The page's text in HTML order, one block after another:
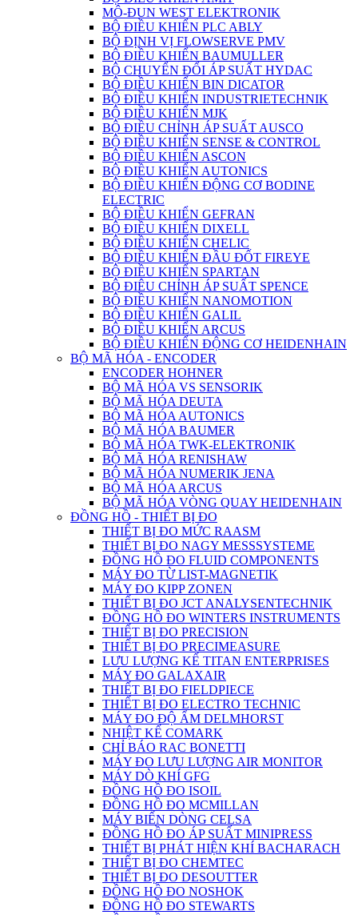
MÔ-ĐUN WEST ELEKTRONIK
BỘ ĐIỀU KHIỂN PLC ABLY
BỘ ĐỊNH VỊ FLOWSERVE PMV
BỘ ĐIỀU KHIỂN BAUMULLER
BỘ CHUYỂN ĐỔI ÁP SUẤT HYDAC
BỘ ĐIỀU KHIỂN BIN DICATOR
BỘ ĐIỀU KHIỂN INDUSTRIETECHNIK
BỘ ĐIỀU KHIỂN MJK
BỘ ĐIỀU CHỈNH ÁP SUẤT AUSCO
BỘ ĐIỀU KHIỂN SENSE & CONTROL
BỘ ĐIỀU KHIỂN ASCON
BỘ ĐIỀU KHIỂN AUTONICS
BỘ ĐIỀU KHIỂN ĐỘNG CƠ BODINE
ELECTRIC
BỘ ĐIỀU KHIỂN GEFRAN
BỘ ĐIỀU KHIỂN DIXELL
BỘ ĐIỀU KHIỂN CHELIC
BỘ ĐIỀU KHIỂN ĐẦU ĐỐT FIREYE
BỘ ĐIỀU KHIỂN SPARTAN
BỘ ĐIÊU CHỈNH ÁP SUẤT SPENCE
BỘ ĐIỀU KHIỂN NANOMOTION
BỘ ĐIỀU KHIỂN GALIL
BỘ ĐIỀU KHIỂN ARCUS
BỘ ĐIỀU KHIỂN ĐỘNG CƠ HEIDENHAIN
BỘ MÃ HÓA - ENCODER
ENCODER HOHNER
BỘ MÃ HÓA VS SENSORIK
BỘ MÃ HÓA DEUTA
BỘ MÃ HÓA AUTONICS
BỘ MÃ HÓA BAUMER
BỘ MÃ HÓA TWK-ELEKTRONIK
BỘ MÃ HÓA RENISHAW
BỘ MÃ HÓA NUMERIK JENA
BỘ MÃ HÓA ARCUS
BỘ MÃ HÓA VÒNG QUAY HEIDENHAIN
ĐỒNG HỒ - THIẾT BỊ ĐO
THIẾT BỊ ĐO MỨC RAASM
THIẾT BỊ ĐO NAGY MESSSYSTEME
ĐỒNG HỒ ĐO FLUID COMPONENTS
MÁY ĐO TỪ LIST-MAGNETIK
MÁY ĐO KIPP ZONEN
THIẾT BỊ ĐO JCT ANALYSENTECHNIK
ĐỒNG HỒ ĐO WINTERS INSTRUMENTS
THIẾT BỊ ĐO PRECISION
THIẾT BỊ ĐO PRECIMEASURE
LƯU LƯỢNG KẾ TITAN ENTERPRISES
MÁY ĐO GALAXAIR
THIẾT BỊ ĐO FIELDPIECE
THIẾT BỊ ĐO ELECTRO TECHNIC
MÁY ĐO ĐỘ ẨM DELMHORST
NHIỆT KẾ COMARK
CHỈ BÁO RAC BONETTI
MÁY ĐO LƯU LƯỢNG AIR MONITOR
MÁY DÒ KHÍ GFG
ĐỒNG HỒ ĐO ISOIL
ĐỒNG HỒ ĐO MCMILLAN
MÁY BIẾN DÒNG CELSA
ĐỒNG HỒ ĐO ÁP SUẤT MINIPRESS
THIẾT BỊ PHÁT HIỆN KHÍ BACHARACH
THIẾT BỊ ĐO CHEMTEC
THIẾT BỊ ĐO DESOUTTER
ĐỒNG HỒ ĐO NOSHOK
ĐỒNG HỒ ĐO STEWARTS